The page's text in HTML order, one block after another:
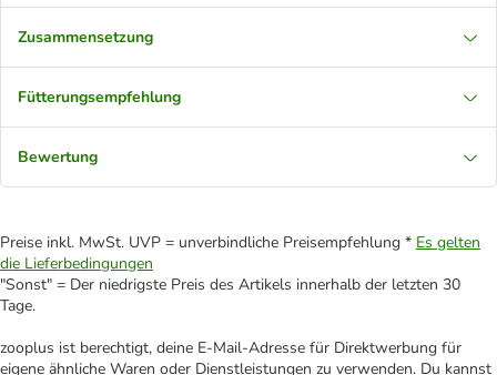
Zusammensetzung
Fütterungsempfehlung
Bewertung
Preise inkl. MwSt. UVP = unverbindliche Preisempfehlung * Es gelten
die Lieferbedingungen
"Sonst" = Der niedrigste Preis des Artikels innerhalb der letzten 30
Tage.
zooplus ist berechtigt, deine E-Mail-Adresse für Direktwerbung für
eigene ähnliche Waren oder Dienstleistungen zu verwenden. Du kannst